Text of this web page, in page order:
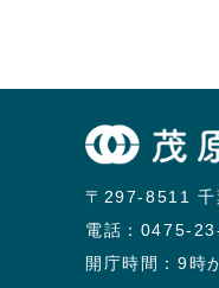
〒297-8511 千
電話： 0475-
開庁時間：9時